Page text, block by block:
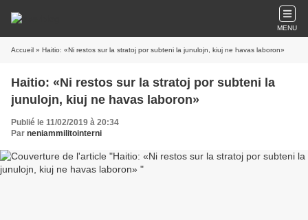
MENU
Accueil » Haitio: «Ni restos sur la stratoj por subteni la junulojn, kiuj ne havas laboron»
Haitio: «Ni restos sur la stratoj por subteni la
junulojn, kiuj ne havas laboron»
Publié le 11/02/2019 à 20:34
Par neniammilitointerni